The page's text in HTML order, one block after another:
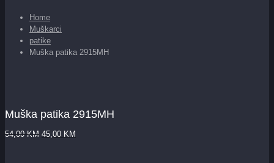
Home
Muškarci
patike
Muška patika 2915MH
Muška patika 2915MH
54,00 KM 45,00 KM